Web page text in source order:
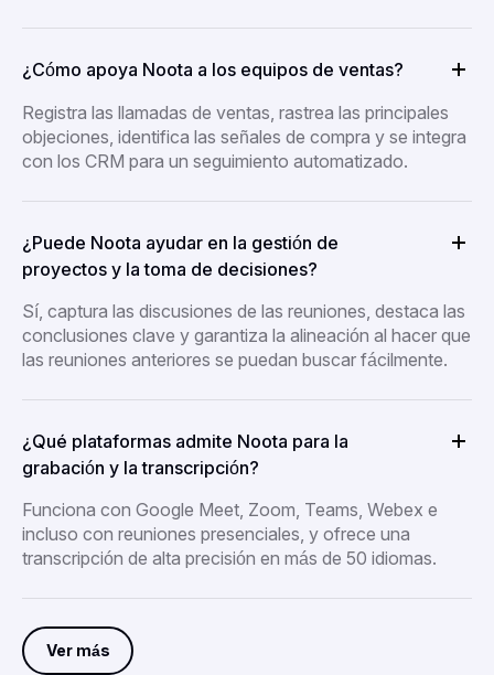
¿Cómo apoya Noota a los equipos de ventas?
Registra las llamadas de ventas, rastrea las principales
objeciones, identifica las señales de compra y se integra
con los CRM para un seguimiento automatizado.
¿Puede Noota ayudar en la gestión de
proyectos y la toma de decisiones?
Sí, captura las discusiones de las reuniones, destaca las
conclusiones clave y garantiza la alineación al hacer que
las reuniones anteriores se puedan buscar fácilmente.
¿Qué plataformas admite Noota para la
grabación y la transcripción?
Funciona con Google Meet, Zoom, Teams, Webex e
incluso con reuniones presenciales, y ofrece una
transcripción de alta precisión en más de 50 idiomas.
Ver más